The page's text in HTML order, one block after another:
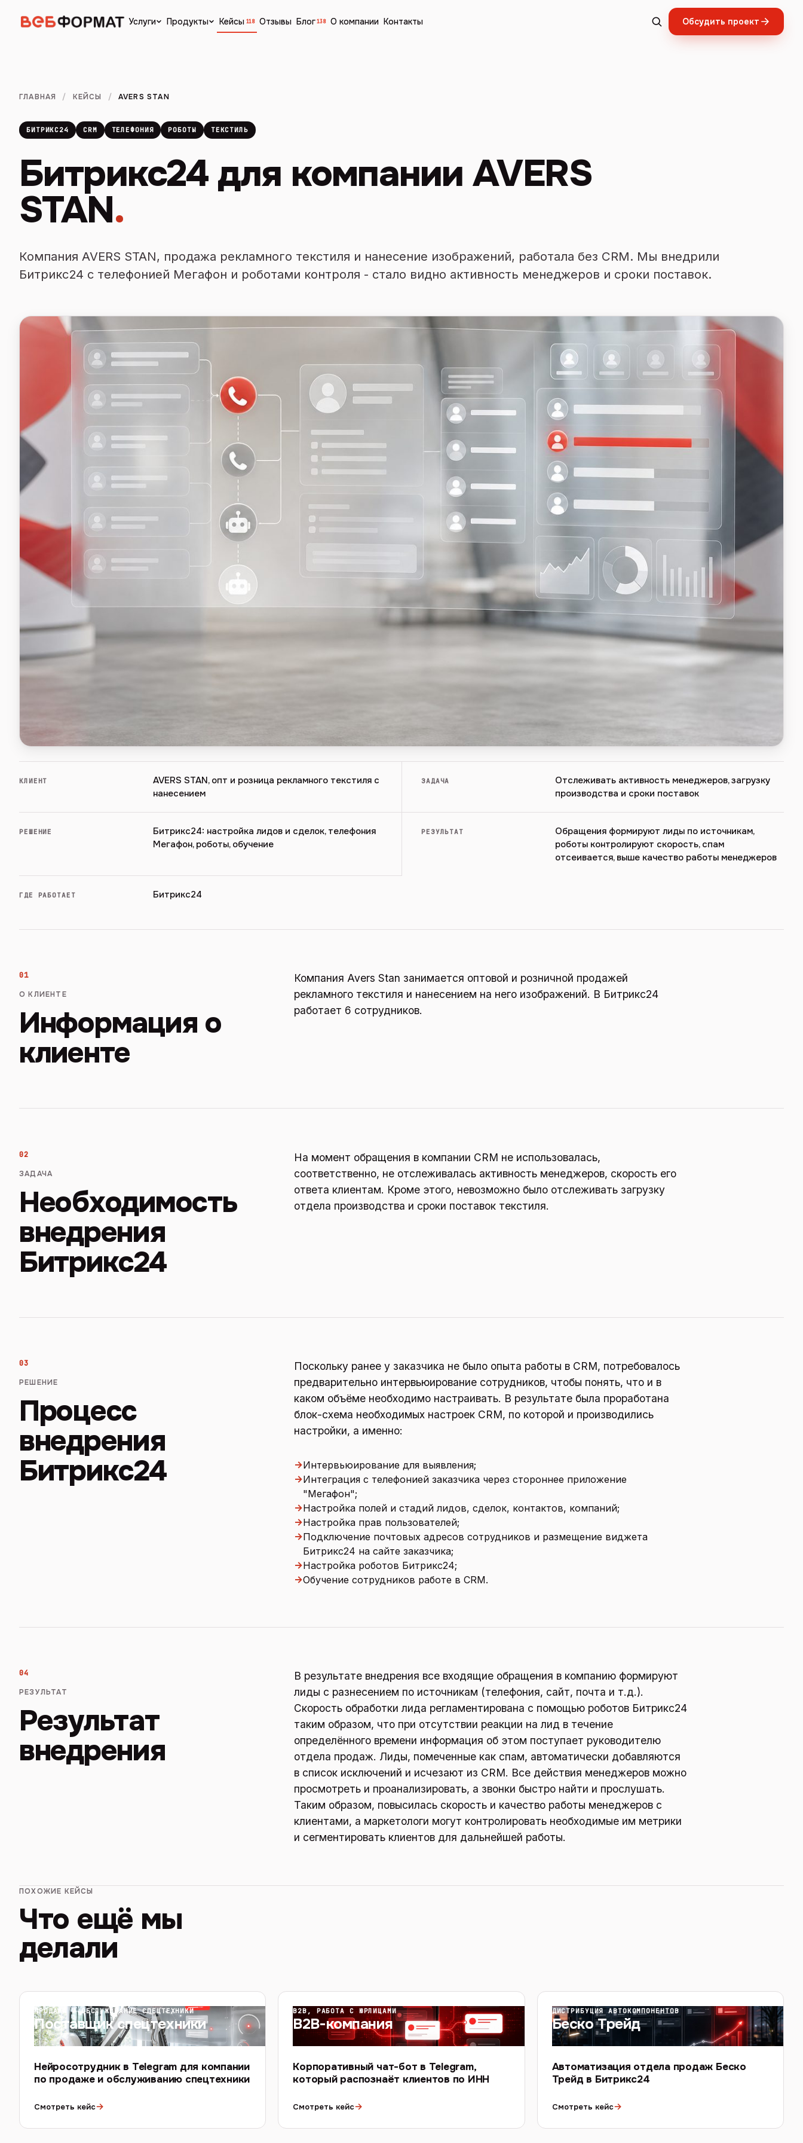
Услуги Продукты Кейсы 118 Отзывы Блог 138 О компании Контакты Обсудить проект
ГЛАВНАЯ / КЕЙСЫ / AVERS STAN
БИТРИКС24 CRM ТЕЛЕФОНИЯ РОБОТЫ ТЕКСТИЛЬ
Битрикс24 для компании AVERS
STAN.
Компания AVERS STAN, продажа рекламного текстиля и нанесение изображений, работала без CRM. Мы внедрили
Битрикс24 с телефонией Мегафон и роботами контроля - стало видно активность менеджеров и сроки поставок.
КЛИЕНТ
AVERS STAN, опт и розница рекламного текстиля с
нанесением
ЗАДАЧА
Отслеживать активность менеджеров, загрузку
производства и сроки поставок
РЕШЕНИЕ
Битрикс24: настройка лидов и сделок, телефония
Мегафон, роботы, обучение
РЕЗУЛЬТАТ
Обращения формируют лиды по источникам,
роботы контролируют скорость, спам
отсеивается, выше качество работы менеджеров
ГДЕ РАБОТАЕТ Битрикс24
01
О КЛИЕНТЕ
Информация о
клиенте
Компания Avers Stan занимается оптовой и розничной продажей
рекламного текстиля и нанесением на него изображений. В Битрикс24
работает 6 сотрудников.
02
ЗАДАЧА
Необходимость
внедрения
Битрикс24
На момент обращения в компании CRM не использовалась,
соответственно, не отслеживалась активность менеджеров, скорость его
ответа клиентам. Кроме этого, невозможно было отслеживать загрузку
отдела производства и сроки поставок текстиля.
03
РЕШЕНИЕ
Процесс
внедрения
Битрикс24
Поскольку ранее у заказчика не было опыта работы в CRM, потребовалось
предварительно интервьюирование сотрудников, чтобы понять, что и в
каком объёме необходимо настраивать. В результате была проработана
блок-схема необходимых настроек CRM, по которой и производились
настройки, а именно:
→Интервьюирование для выявления;
→Интеграция с телефонией заказчика через стороннее приложение
"Мегафон";
→Настройка полей и стадий лидов, сделок, контактов, компаний;
→Настройка прав пользователей;
→Подключение почтовых адресов сотрудников и размещение виджета
Битрикс24 на сайте заказчика;
→Настройка роботов Битрикс24;
→Обучение сотрудников работе в CRM.
04
РЕЗУЛЬТАТ
Результат
внедрения
В результате внедрения все входящие обращения в компанию формируют
лиды с разнесением по источникам (телефония, сайт, почта и т.д.).
Скорость обработки лида регламентирована с помощью роботов Битрикс24
таким образом, что при отсутствии реакции на лид в течение
определённого времени информация об этом поступает руководителю
отдела продаж. Лиды, помеченные как спам, автоматически добавляются
в список исключений и исчезают из CRM. Все действия менеджеров можно
просмотреть и проанализировать, а звонки быстро найти и прослушать.
Таким образом, повысилась скорость и качество работы менеджеров с
клиентами, а маркетологи могут контролировать необходимые им метрики
и сегментировать клиентов для дальнейшей работы.
ПОХОЖИЕ КЕЙСЫ
Что ещё мы
делали
ПРОДАЖА И ОБСЛУЖИВАНИЕ СПЕЦТЕХНИКИ
Поставщик спецтехники
Нейросотрудник в Telegram для компании
по продаже и обслуживанию спецтехники
Смотреть кейс→
B2B, РАБОТА С ЮРЛИЦАМИ
B2B-компания
Корпоративный чат-бот в Telegram,
который распознаёт клиентов по ИНН
Смотреть кейс→
ДИСТРИБУЦИЯ АВТОКОМПОНЕНТОВ
Беско Трейд
Автоматизация отдела продаж Беско
Трейд в Битрикс24
Смотреть кейс→